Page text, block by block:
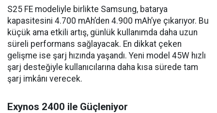
S25 FE modeliyle birlikte Samsung, batarya
kapasitesini 4.700 mAh’den 4.900 mAh’ye çıkarıyor. Bu
küçük ama etkili artış, günlük kullanımda daha uzun
süreli performans sağlayacak. En dikkat çeken
gelişme ise şarj hızında yaşandı. Yeni model 45W hızlı
şarj desteğiyle kullanıcılarına daha kısa sürede tam
şarj imkânı verecek.
Exynos 2400 ile Güçleniyor